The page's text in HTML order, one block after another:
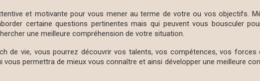
et motivante pour vous mener au terme de votre ou vos objectifs.
certaine questions pertinentes mais qui peuvent vous bousculer
une meilleure compréhension de votre situation.
de vie, vous pourrez découvrir vos talents, vos compétences, vos forces
vous permettra de mieux vous connaître et ainsi développer une meilleure